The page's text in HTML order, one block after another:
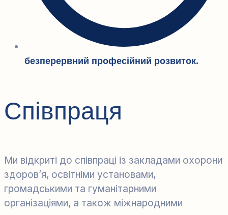
безперервний професійний розвиток.
Співпраця
Ми відкриті до співпраці із закладами охорони
здоров’я, освітніми установами,
громадськими та гуманітарними
організаціями, а також міжнародними